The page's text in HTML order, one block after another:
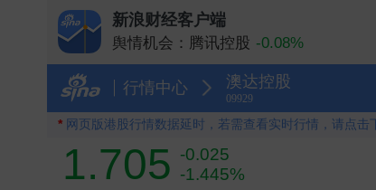
新浪财经客户端
舆情机会：腾讯控股
舆情机会： MINIMAX-W +9.83%
舆情机会：中际旭创 -3.56%
舆情机会：
小米集团－Ｗ +0.74%
舆情机会：智谱 +14.63%
行情中心 澳达控股
09929
* 网页版港股行情数据延时，若需查看实时行情，请点击
1.705 -0.025
-1.445%